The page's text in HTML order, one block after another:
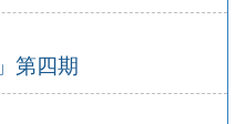
第四期